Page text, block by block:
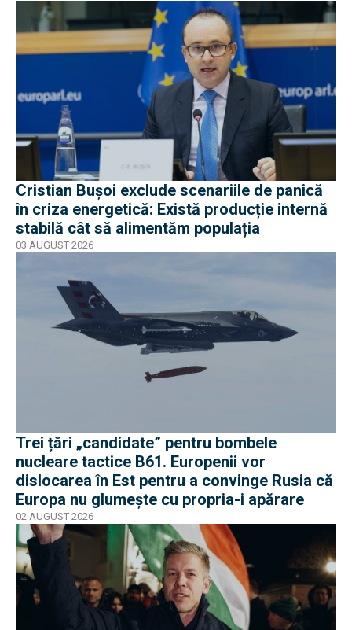
Cristian Bușoi exclude scenariile de panică
în criza energetică: Există producție internă
stabilă cât să alimentăm populația
03 AUGUST 2026
Trei țări „candidate” pentru bombele
nucleare tactice B61. Europenii vor
dislocarea în Est pentru a convinge Rusia că
Europa nu glumește cu propria-i apărare
02 AUGUST 2026